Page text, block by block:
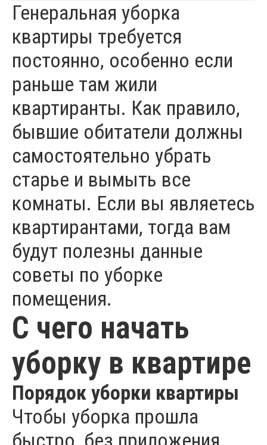
Генеральная уборка
квартиры требуется
постоянно, особенно если
раньше там жили
квартиранты. Как правило,
бывшие обитатели должны
самостоятельно убрать
старье и вымыть все
комнаты. Если вы являетесь
квартирантами, тогда вам
будут полезны данные
советы по уборке
помещения.
С чего начать
уборку в квартире
Порядок уборки квартиры
Чтобы уборка прошла